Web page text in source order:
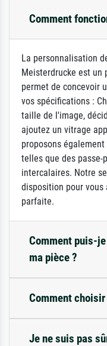
Comment
La personnalisation
Meisterdrucke est
permet de concevoir
vos spécifications :
taille de l'image,
ajoutez un vitrage
proposons
telles que des
intercalaires. Notre
disposition pour
parfaite.
Comment puis-
ma pièce ?
Comment
Je ne suis pas